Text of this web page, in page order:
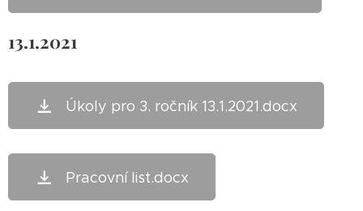
13.1.2021
Úkoly pro 3. ročník 13.1.2021.docx
Pracovní list.docx